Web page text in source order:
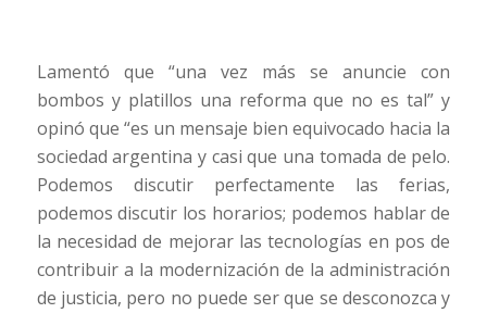
Lamentó que “una vez más se anuncie con
bombos y platillos una reforma que no es tal” y
opinó que “es un mensaje bien equivocado hacia la
sociedad argentina y casi que una tomada de pelo.
Podemos discutir perfectamente las ferias,
podemos discutir los horarios; podemos hablar de
la necesidad de mejorar las tecnologías en pos de
contribuir a la modernización de la administración
de justicia, pero no puede ser que se desconozca y